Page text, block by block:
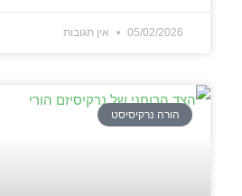
05/02/2026 אין תגובות
הורה נרקיסיסט